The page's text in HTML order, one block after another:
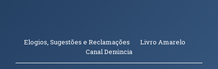
Elogios, Sugestões e Reclamações Livro Amarelo
Canal Denúncia(abre em nova janela)